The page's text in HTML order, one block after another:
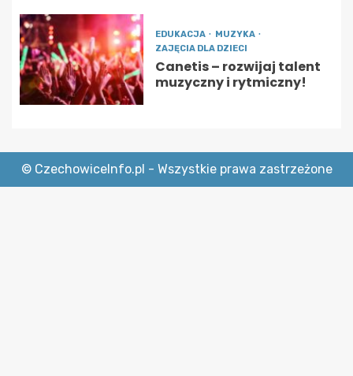
EDUKACJA
MUZYKA
ZAJĘCIA DLA DZIECI
Canetis – rozwijaj talent
muzyczny i rytmiczny!
© CzechowiceInfo.pl - Wszystkie prawa zastrzeżone